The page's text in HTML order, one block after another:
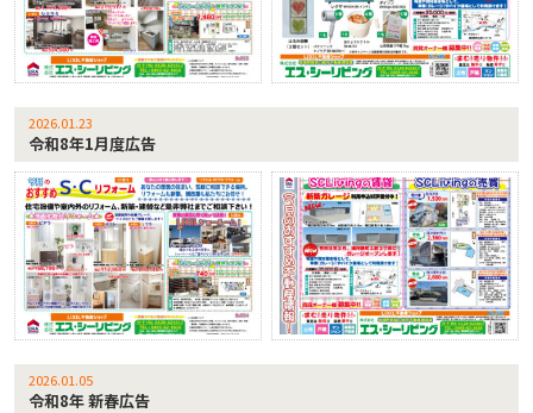
2026.01.23
令和8年1月度広告
2026.01.05
令和8年 新春広告